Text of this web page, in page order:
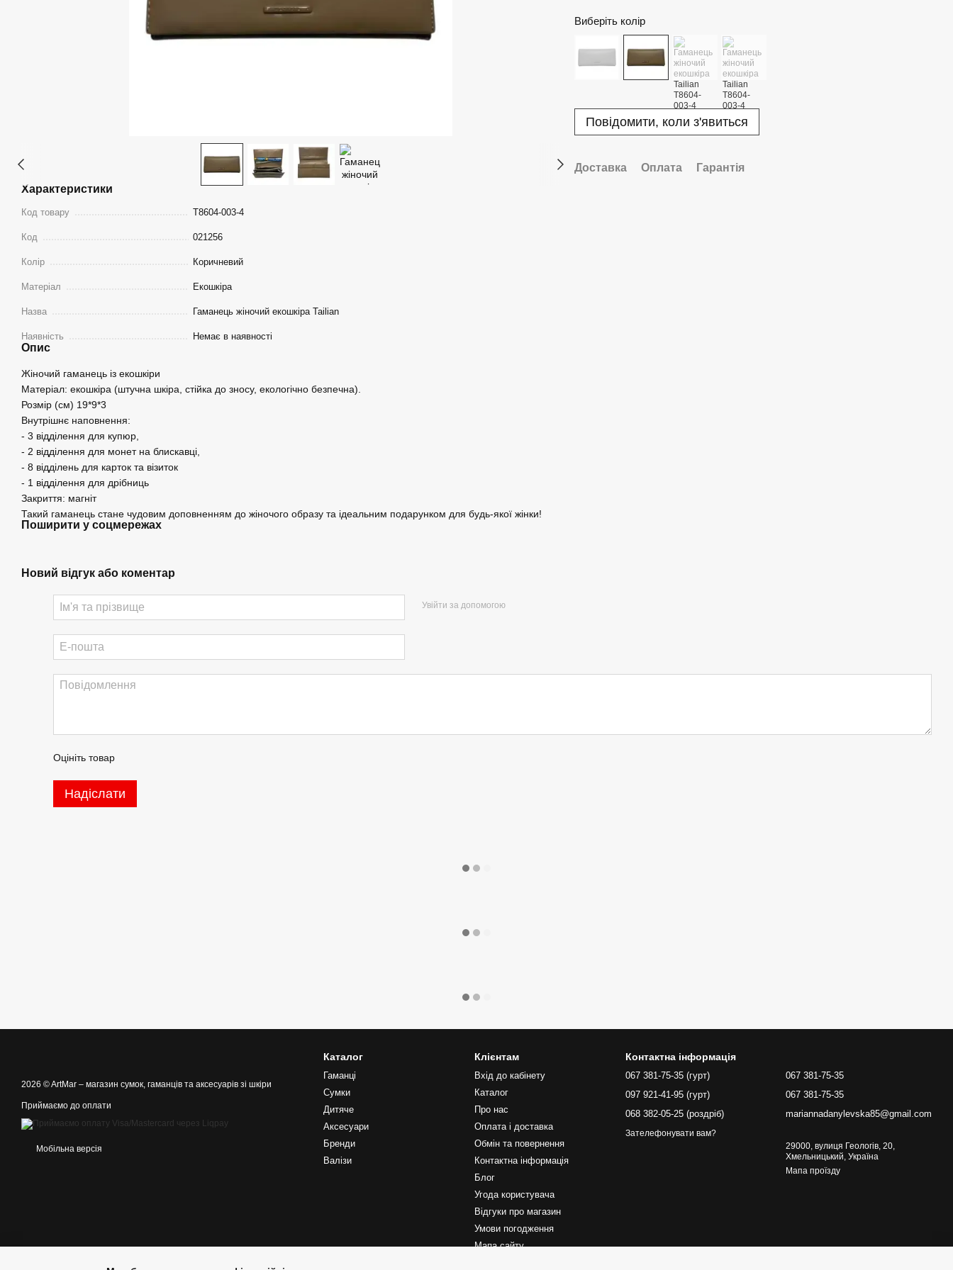
Характеристики
Код товару Т8604-003-4
Код 021256
Колір Коричневий
Матеріал Екошкіра
Назва Гаманець жіночий екошкіра Tailian
Наявність Немає в наявності
Опис
Жіночий гаманець із екошкіри
Матеріал: екошкіра (штучна шкіра, стійка до зносу, екологічно безпечна).
Розмір (см) 19*9*3
Внутрішнє наповнення:
- 3 відділення для купюр,
- 2 відділення для монет на блискавці,
- 8 відділень для карток та візиток
- 1 відділення для дрібниць
Закриття: магніт
Такий гаманець стане чудовим доповненням до жіночого образу та ідеальним подарунком для будь-якої жінки!
Поширити у соцмережах
Виберіть колір
Повідомити, коли з'явиться
Доставка Оплата Гарантія
Новий відгук або коментар
Увійти за допомогою
Оцініть товар
Надіслати
2026 © ArtMar – магазин сумок, гаманців та аксесуарів зі шкіри
Приймаємо до оплати
Мобільна версія
Каталог
Гаманці
Сумки
Дитяче
Аксесуари
Бренди
Валізи
Клієнтам
Вхід до кабінету
Каталог
Про нас
Оплата і доставка
Обмін та повернення
Контактна інформація
Блог
Угода користувача
Відгуки про магазин
Умови погодження
Мапа сайту
Контактна інформація
067 381-75-35 (гурт)
097 921-41-95 (гурт)
068 382-05-25 (роздріб)
Зателефонувати вам?
067 381-75-35
067 381-75-35
mariannadanylevska85@gmail.com
29000, вулиця Геологів, 20,
Хмельницький, Україна
Мапа проїзду